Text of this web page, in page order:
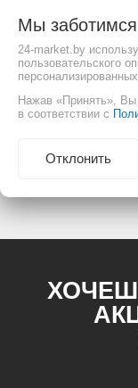
Основные
Вес (кг)
Длина (мм)
Размер бойка (мм)
Изображение
Мы
24-market.by
пользовательского
Нажав «Принять», Вы
в соответствии с
Отклонить